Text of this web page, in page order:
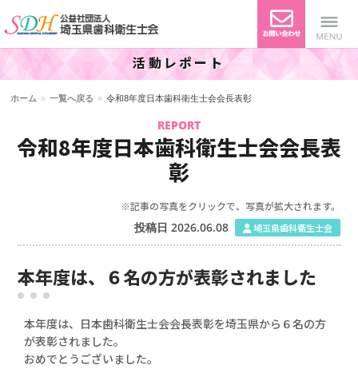
公益社団法人 埼玉県歯科衛生 Menu
活動レポート
ホーム » 一覧へ戻る » 令和8年度日本歯科衛生士会会長表彰
REPORT
令和8年度日本歯科衛生士会会長表
彰
※記事の写真をクリックで、写真が拡大されます。
埼玉県歯科衛生士会
投稿日 2026.06.08
本年度は、６名の方が表彰されました
本年度は、日本歯科衛生士会会長表彰を埼玉県から６名の方
が表彰されました。
おめでとうございました。